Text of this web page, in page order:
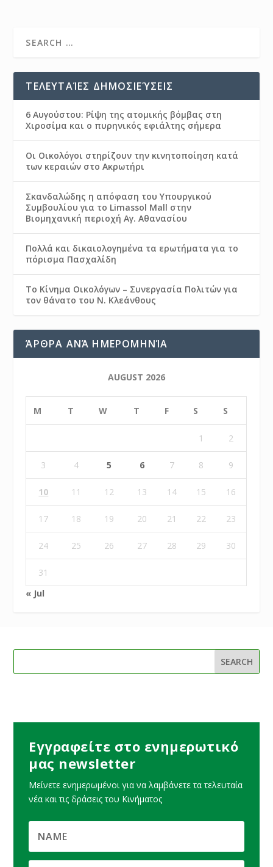
ΤΕΛΕΥΤΑΊΕΣ ΔΗΜΟΣΙΕΎΣΕΙΣ
6 Αυγούστου: Ρίψη της ατομικής βόμβας στη
Χιροσίμα και ο πυρηνικός εφιάλτης σήμερα
Οι Οικολόγοι στηρίζουν την κινητοποίηση κατά
των κεραιών στο Ακρωτήρι
Σκανδαλώδης η απόφαση του Υπουργικού
Συμβουλίου για το Limassol Mall στην
Βιομηχανική περιοχή Αγ. Αθανασίου
Πολλά και δικαιολογημένα τα ερωτήματα για το
πόρισμα Πασχαλίδη
Το Κίνημα Οικολόγων – Συνεργασία Πολιτών για
τον θάνατο του Ν. Κλεάνθους
ΆΡΘΡΑ ΑΝΆ ΗΜΕΡΟΜΗΝΊΑ
AUGUST 2026
M T W T F S S
1 2
3 4 5 6 7 8 9
10 11 12 13 14 15 16
17 18 19 20 21 22 23
24 25 26 27 28 29 30
31
« Jul
Εγγραφείτε στο ενημερωτικό
μας newsletter
Μείνετε ενημερωμένοι για να λαμβάνετε τα τελευταία
νέα και τις δράσεις του Κινήματος